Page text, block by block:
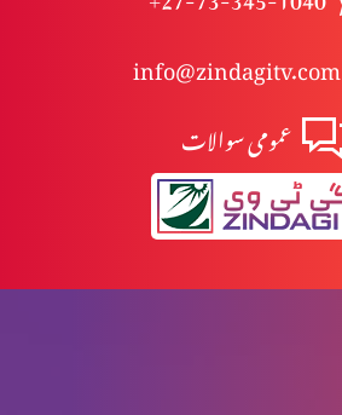
info@zindagitv.com
عمومی سوالات